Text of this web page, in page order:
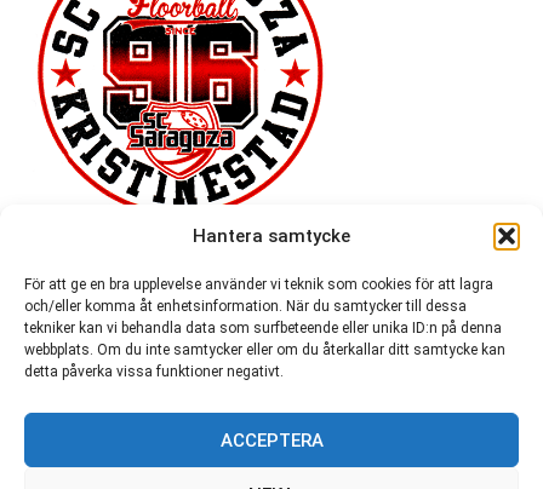
Hantera samtycke
För att ge en bra upplevelse använder vi teknik som cookies för att lagra
och/eller komma åt enhetsinformation. När du samtycker till dessa
tekniker kan vi behandla data som surfbeteende eller unika ID:n på denna
webbplats. Om du inte samtycker eller om du återkallar ditt samtycke kan
detta påverka vissa funktioner negativt.
ACCEPTERA